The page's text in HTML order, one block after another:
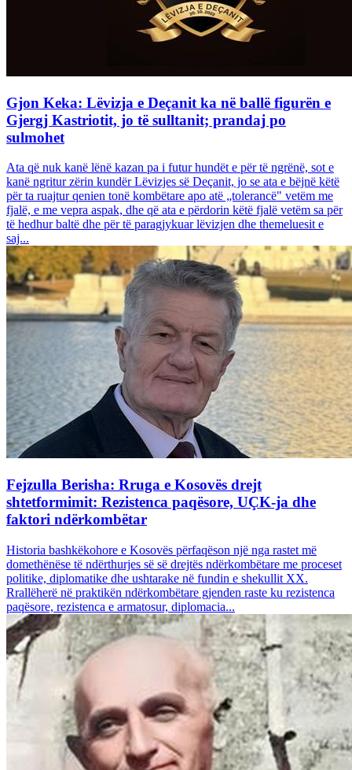
Gjon Keka: Lëvizja e Deçanit ka në ballë figurën e
Gjergj Kastriotit, jo të sulltanit; prandaj po
sulmohet
Ata që nuk kanë lënë kazan pa i futur hundët e për të ngrënë, sot e
kanë ngritur zërin kundër Lëvizjes së Deçanit, jo se ata e bëjnë këtë
për ta ruajtur qenien tonë kombëtare apo atë „tolerancë" vetëm me
fjalë, e me vepra aspak, dhe që ata e përdorin këtë fjalë vetëm sa për
të hedhur baltë dhe për të paragjykuar lëvizjen dhe themeluesit e
saj...
Fejzulla Berisha: Rruga e Kosovës drejt
shtetformimit: Rezistenca paqësore, UÇK-ja dhe
faktori ndërkombëtar
Historia bashkëkohore e Kosovës përfaqëson një nga rastet më
domethënëse të ndërthurjes së së drejtës ndërkombëtare me proceset
politike, diplomatike dhe ushtarake në fundin e shekullit XX.
Rrallëherë në praktikën ndërkombëtare gjenden raste ku rezistenca
paqësore, rezistenca e armatosur, diplomacia...